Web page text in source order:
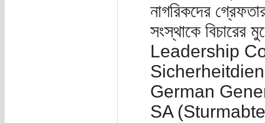
নাগরিকদের
সংস্থাকে
Leadership
German
SA